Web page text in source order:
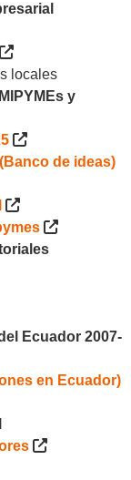
locales
y
de ideas)
Ecuador 2007-
en Ecuador)